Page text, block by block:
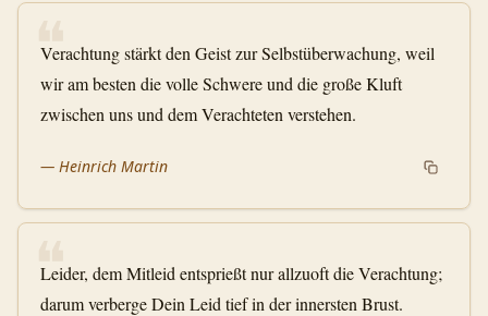
❝
Verachtung stärkt den Geist zur Selbstüberwachung, weil
wir am besten die volle Schwere und die große Kluft
zwischen uns und dem Verachteten verstehen.
— Heinrich Martin
❝
Leider, dem Mitleid entsprießt nur allzuoft die Verachtung;
darum verberge Dein Leid tief in der innersten Brust.